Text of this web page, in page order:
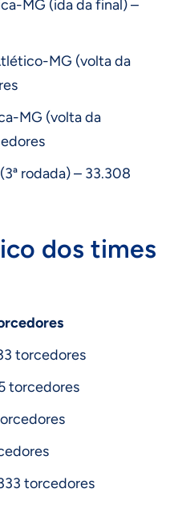
MG (ida da final) –
MG (volta da
MG (volta da
rodada) – 33.308
dos times
torcedores
torcedores
torcedores